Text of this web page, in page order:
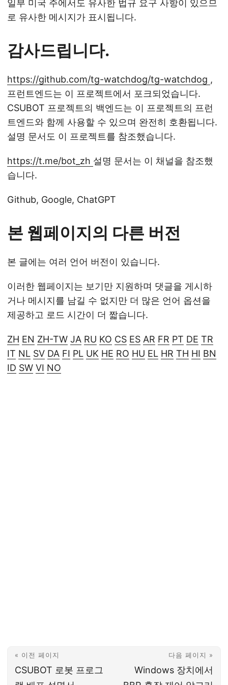
일부 미국 주에서도 유사한 법규 요구 사항이 있으므
로 유사한 메시지가 표시됩니다.
감사드립니다.
https://github.com/tg-watchdog/tg-watchdog ,
프런트엔드는 이 프로젝트에서 포크되었습니다.
CSUBOT 프로젝트의 백엔드는 이 프로젝트의 프런
트엔드와 함께 사용할 수 있으며 완전히 호환됩니다.
설명 문서도 이 프로젝트를 참조했습니다.
https://t.me/bot_zh 설명 문서는 이 채널을 참조했
습니다.
Github, Google, ChatGPT
본 웹페이지의 다른 버전
본 글에는 여러 언어 버전이 있습니다.
이러한 웹페이지는 보기만 지원하며 댓글을 게시하
거나 메시지를 남길 수 없지만 더 많은 언어 옵션을
제공하고 로드 시간이 더 짧습니다.
ZH EN ZH-TW JA RU KO CS ES AR FR PT DE TR
IT NL SV DA FI PL UK HE RO HU EL HR TH HI BN
ID SW VI NO
« 이전 페이지
CSUBOT 로봇 프로그
다음 페이지 »
Windows 장치에서